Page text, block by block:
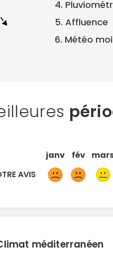
4.
5. Affluence
6. Météo
janv fév
AVIS
méditerranéen